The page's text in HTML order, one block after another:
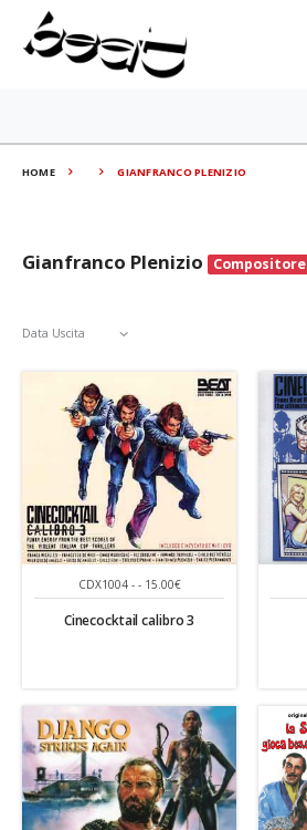
HOME GIANFRANCO PLENIZIO
Gianfranco Plenizio Compositore
CDX1004 - - 15.00€
Cinecocktail calibro 3